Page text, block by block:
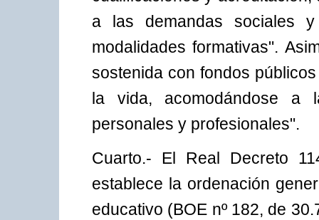
a las demandas sociales
modalidades formativas".
sostenida con fondos
la vida, acomodándose a
personales y profesionales".
Cuarto.- El Real Decreto
establece la ordenación
educativo (BOE nº 182, de